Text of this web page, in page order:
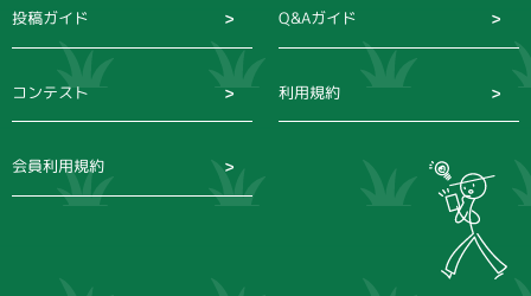
投稿ガイド Q&Aガイド
コンテスト 利用規約
会員利用規約